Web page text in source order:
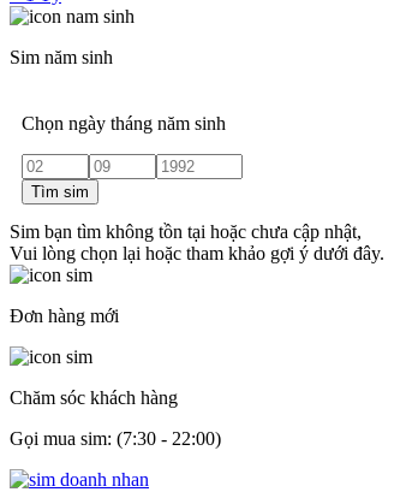
Sim năm sinh
Chọn ngày tháng năm sinh
Tìm sim
Sim bạn tìm không tồn tại hoặc chưa cập nhật,
Vui lòng chọn lại hoặc tham khảo gợi ý dưới đây.
Đơn hàng mới
Chăm sóc khách hàng
Gọi mua sim: (7:30 - 22:00)